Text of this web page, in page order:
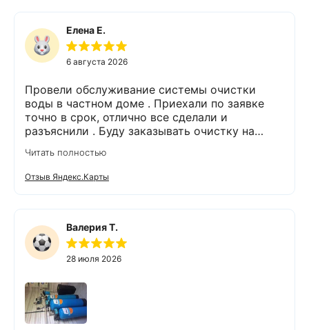
Елена Е.
6 августа 2026
Провели обслуживание системы очистки
воды в частном доме . Приехали по заявке
точно в срок, отлично все сделали и
разъяснили . Буду заказывать очистку на
Читать полностью
Отзыв Яндекс.Карты
Валерия Т.
28 июля 2026